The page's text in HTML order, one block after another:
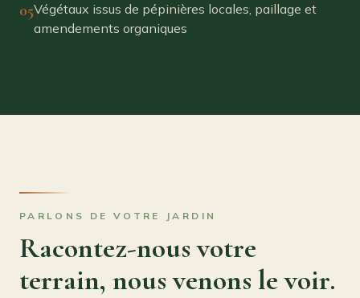
05Végétaux issus de pépinières locales, paillage et
amendements organiques
PARLONS DE VOTRE JARDIN
Racontez-nous votre
terrain, nous venons le voir.